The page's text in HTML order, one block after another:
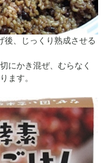
後、じっくり熟成させる
にかき混ぜ、むらなく
ます。